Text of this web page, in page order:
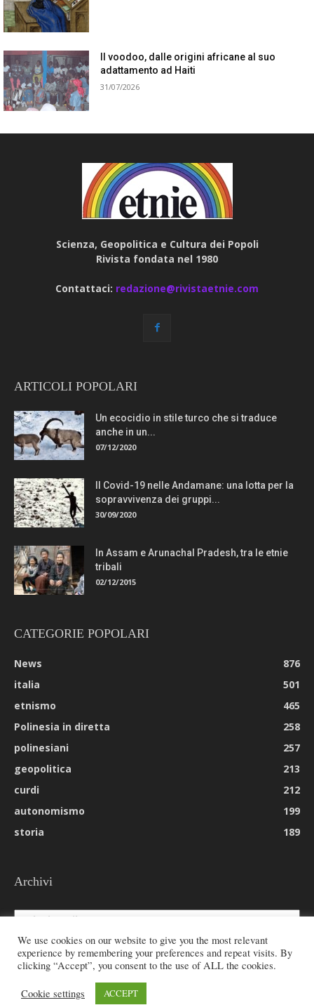
Il voodoo, dalle origini africane al suo
adattamento ad Haiti
31/07/2026
Scienza, Geopolitica e Cultura dei Popoli
Rivista fondata nel 1980
Contattaci: redazione@rivistaetnie.com
ARTICOLI POPOLARI
Un ecocidio in stile turco che si traduce
anche in un...
07/12/2020
Il Covid-19 nelle Andamane: una lotta per la
sopravvivenza dei gruppi...
30/09/2020
In Assam e Arunachal Pradesh, tra le etnie
tribali
02/12/2015
CATEGORIE POPOLARI
News
876
italia
501
etnismo
465
Polinesia in diretta
258
polinesiani
257
geopolitica
213
curdi
212
autonomismo
199
storia
189
Archivi
Archivi
© 2026 All rights reserved - Etnie -
We use cookies on our website to give you the most relevant
experience by remembering your preferences and repeat visits. By
clicking “Accept”, you consent to the use of ALL the cookies.
Cookie settings ACCEPT